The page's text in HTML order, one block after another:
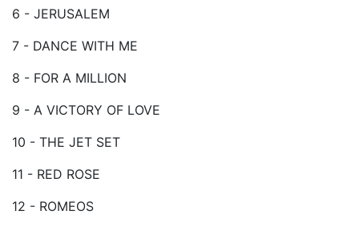
6 - JERUSALEM
7 - DANCE WITH ME
8 - FOR A MILLION
9 - A VICTORY OF LOVE
10 - THE JET SET
11 - RED ROSE
12 - ROMEOS